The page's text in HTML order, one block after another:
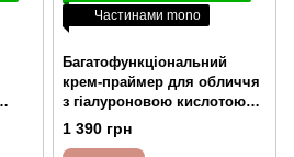
Частинами mono
Багатофункціональний
крем-праймер для обличчя
з гіалуроновою кислотою
House of Hur 3X Capsule
Hydro Booster Cream, 50 мл
1 390 грн